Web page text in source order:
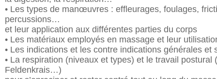
• Les types de manœuvres : effleurages, foulages,
percussions…
et leur application aux différentes parties du corps
• Les matériaux employés en massage et leur
• Les indications et les contre indications générales et
• La respiration (niveaux et types) et le travail postural
Feldenkrais…)